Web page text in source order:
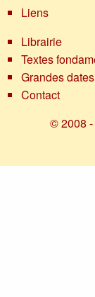
Liens
Librairie
Textes
Grandes
Contact
© 2008